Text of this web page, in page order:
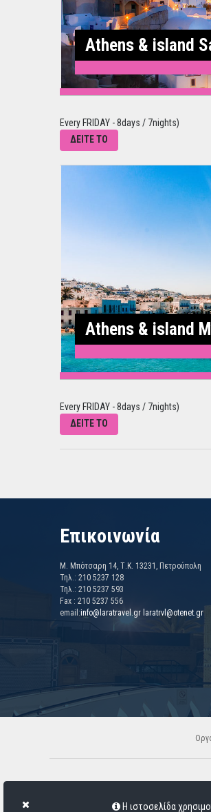
Athens & island
Every FRIDAY - 8days / 7nights)
ΔΕΙΤΕ ΤΟ
Athens & island
Every FRIDAY - 8days / 7nights)
ΔΕΙΤΕ ΤΟ
Επικοινωνία
Μ. Μπότσαρη 14, Τ.Κ. 13231, Πετρούπολη
Τηλ.: 210 5237 128
Τηλ.: 210 5237 593
Fax : 210 5237 556
email:info@laratravel.gr laratrvl@otenet.gr
Η ιστοσελίδα